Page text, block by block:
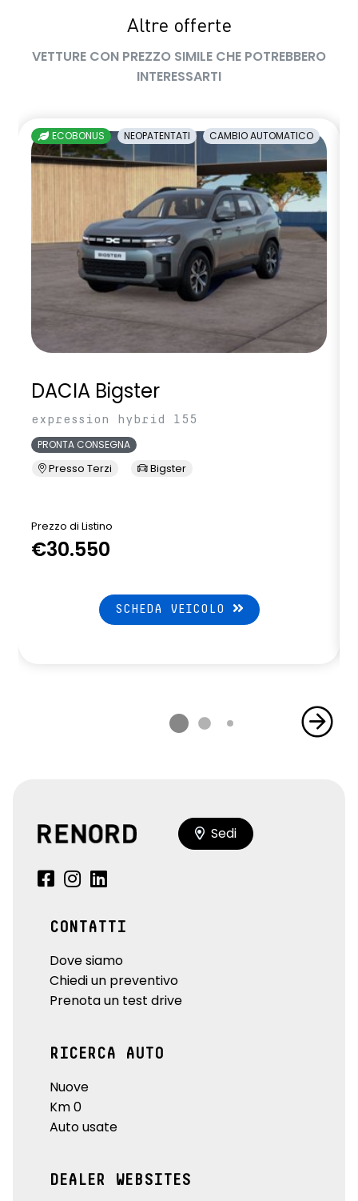
sedile passeggero regolabile in altezza
sedili posteriori ripiegabili 1/3 - 2/3
shark antenna
sistema di controllo della pressione pneumatici indiretto
sistema di frenata d'emergenza attiva
sistema multimediale openR link 10.4" con Google integrato
volante in pelle
Altre offerte
VETTURE CON PREZZO SIMILE CHE POTREBBERO
INTERESSARTI
ECOBONUS NEOPATENTATI CAMBIO AUTOMATICO
DACIA Bigster
expression hybrid 155
PRONTA CONSEGNA
Presso Terzi Bigster
Prezzo di Listino
€30.550
SCHEDA VEICOLO
Sedi
CONTATTI
Dove siamo
Chiedi un preventivo
Prenota un test drive
RICERCA AUTO
Nuove
Km 0
Auto usate
DEALER WEBSITES